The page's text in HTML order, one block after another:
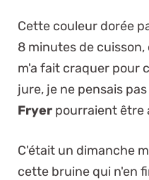
Cette couleur dorée
8 minutes de
m'a fait craquer pour
jure, je ne pensais
Fryer pourraient être
C'était un dimanche
cette bruine qui n'en